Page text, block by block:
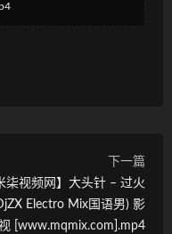
下一篇
柒视频网】大头针 – 过火
Electro Mix国语男) 影
[www.mqmix.com].mp4